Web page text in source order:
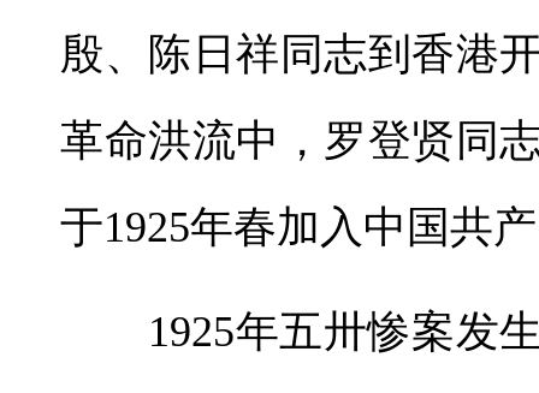
殷、陈日祥同志到香港
革命洪流中，罗登贤同
于1925年春加入中国共
1925年五卅惨案发生